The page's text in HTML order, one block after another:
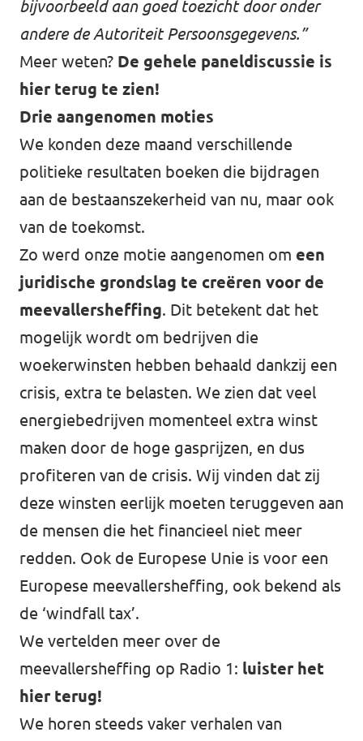
bijvoorbeeld aan goed toezicht door onder
andere de Autoriteit Persoonsgegevens.”
Meer weten? De gehele paneldiscussie is
hier terug te zien!
Drie aangenomen moties
We konden deze maand verschillende
politieke resultaten boeken die bijdragen
aan de bestaanszekerheid van nu, maar ook
van de toekomst.
Zo werd onze motie aangenomen om een
juridische grondslag te creëren voor de
meevallersheffing. Dit betekent dat het
mogelijk wordt om bedrijven die
woekerwinsten hebben behaald dankzij een
crisis, extra te belasten. We zien dat veel
energiebedrijven momenteel extra winst
maken door de hoge gasprijzen, en dus
profiteren van de crisis. Wij vinden dat zij
deze winsten eerlijk moeten teruggeven aan
de mensen die het financieel niet meer
redden. Ook de Europese Unie is voor een
Europese meevallersheffing, ook bekend als
de ‘windfall tax’.
We vertelden meer over de
meevallersheffing op Radio 1: luister het
hier terug!
We horen steeds vaker verhalen van